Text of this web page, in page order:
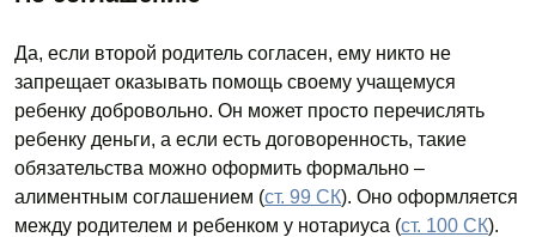
Да, если второй родитель согласен, ему никто не
запрещает оказывать помощь своему учащемуся
ребенку добровольно. Он может просто перечислять
ребенку деньги, а если есть договоренность, такие
обязательства можно оформить формально –
алиментным соглашением (ст. 99 СК). Оно оформляется
между родителем и ребенком у нотариуса (ст. 100 СК).